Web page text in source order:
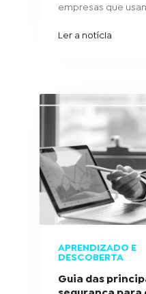
empresas que
Ler a notícia
APRENDIZADO E
DESCOBERTA
Guia das